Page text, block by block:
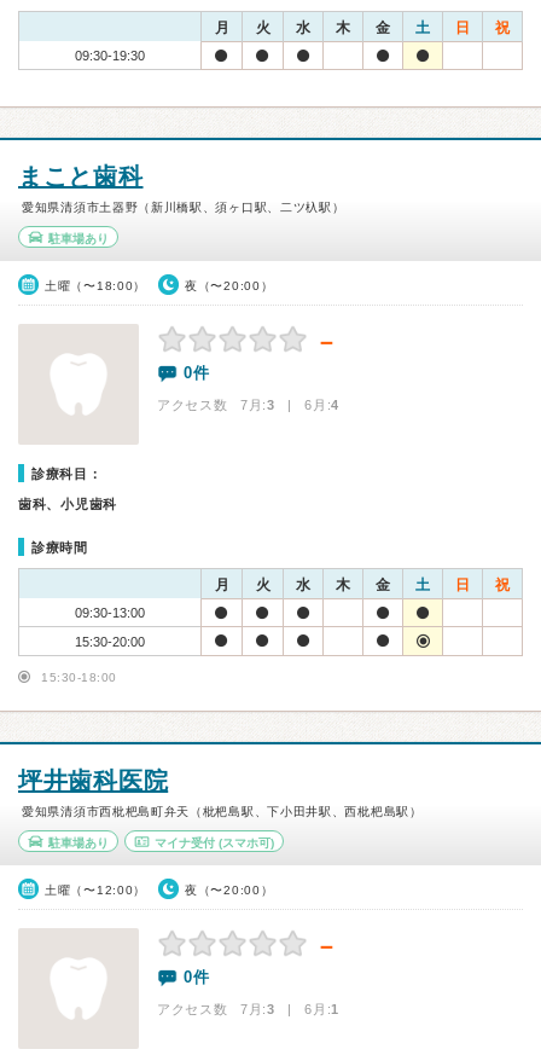
月 火 水 木 金 土 日 祝
09:30-19:30
まこと歯科
愛知県清須市土器野（新川橋駅、須ヶ口駅、二ツ杁駅）
駐車場あり
土曜（〜18:00） 夜（〜20:00）
－
0件
アクセス数 7月:3 | 6月:4
診療科目：
歯科、小児歯科
診療時間
月 火 水 木 金 土 日 祝
09:30-13:00
15:30-20:00
15:30-18:00
坪井歯科医院
愛知県清須市西枇杷島町弁天（枇杷島駅、下小田井駅、西枇杷島駅）
駐車場あり マイナ受付(スマホ可)
土曜（〜12:00） 夜（〜20:00）
－
0件
アクセス数 7月:3 | 6月:1